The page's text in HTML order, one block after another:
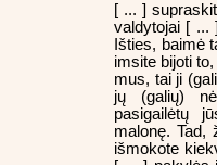
[ ... ]
valdytojai [ ...
Išties, baimė
imsite bijoti
mus, tai ji
jų (galių)
pasigailėtų
malonę. Tad,
išmokote